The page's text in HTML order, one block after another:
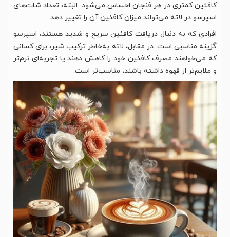
کافئین کمتری در هر فنجان احساس می‌شود. البته، تعداد شات‌های
اسپرسو در لاته می‌تواند میزان کافئین آن را تغییر دهد.
افرادی که به دنبال دریافت کافئین سریع و شدید هستند، اسپرسو
گزینه مناسبی است. در مقابل، لاته به‌خاطر ترکیب شیر، برای کسانی
که می‌خواهند مصرف کافئین خود را کاهش دهند یا تجربه‌ای نرم‌تر
و ملایم‌تر از قهوه داشته باشند، مناسب‌تر است.